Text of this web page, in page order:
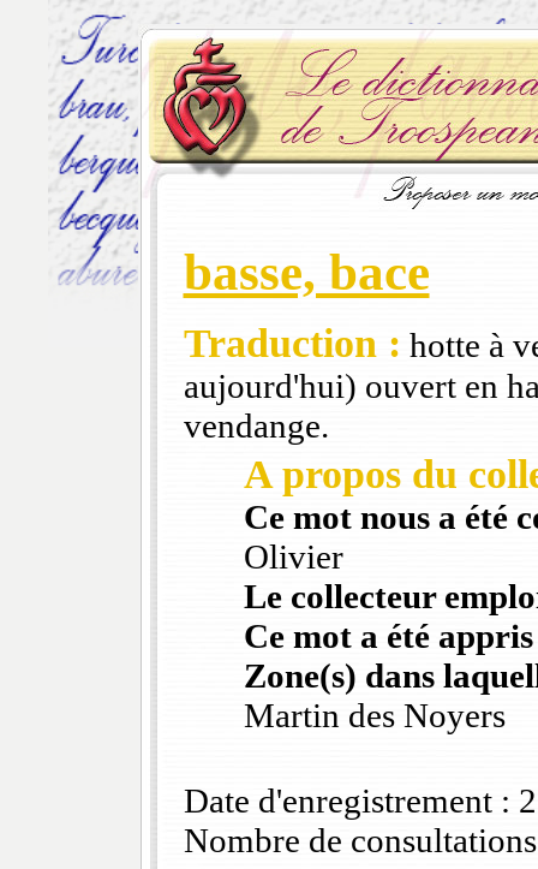
basse, bace
Traduction : hotte à
aujourd'hui) ouvert en
vendange.
A propos du
Ce mot nous a été
Olivier
Le collecteur
Ce mot a été
Zone(s) dans
Martin des Noyers
Date d'enregistrement :
Nombre de